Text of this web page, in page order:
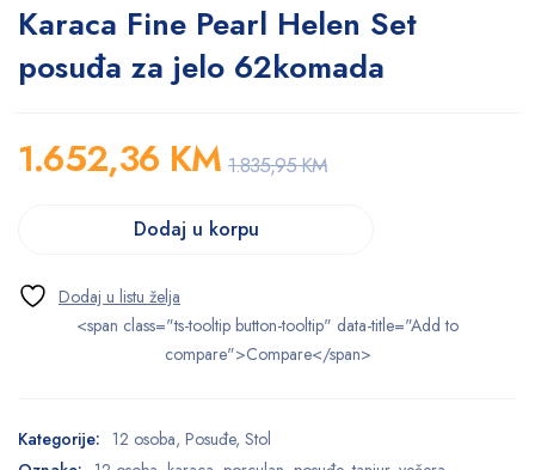
Karaca Fine Pearl Helen Set
posuđa za jelo 62komada
1.835,95KM
1.652,36 KM
Dodaj u korpu
<span class="ts-tooltip button-tooltip" data-title="Add to
compare">Compare</span>
Kategorije: 12 osoba, Posuđe, Stol